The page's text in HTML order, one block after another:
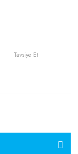
Tavsiye Et